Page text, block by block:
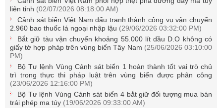
liên tỉnh (02/07/2026 08:18:00 AM)
Cảnh sát biển Việt Nam đấu tranh thành công vụ vận chuyển
2.960 bao thuốc lá ngoại nhập lậu (29/06/2026 03:32:00 PM)
Bắt giữ tàu vận chuyển khoảng 55.000 lít dầu D.O không có
giấy tờ hợp pháp trên vùng biển Tây Nam (25/06/2026 03:10:00
PM)
Bộ Tư lệnh Vùng Cảnh sát biển 1 hoàn thành tốt vai trò chủ
trì trong thực thi pháp luật trên vùng biển được phân công
(23/06/2026 12:16:00 PM)
Bộ Tư lệnh Vùng Cảnh sát biển 4 bắt giữ đối tượng mua bán
trái phép ma túy (19/06/2026 09:33:00 AM)